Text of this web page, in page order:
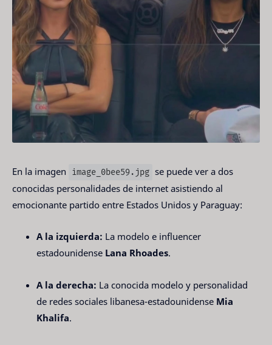
En la imagen image_0bee59.jpg se puede ver a dos
conocidas personalidades de internet asistiendo al
emocionante partido entre Estados Unidos y Paraguay:
A la izquierda: La modelo e influencer
estadounidense Lana Rhoades.
A la derecha: La conocida modelo y personalidad
de redes sociales libanesa-estadounidense Mia
Khalifa.